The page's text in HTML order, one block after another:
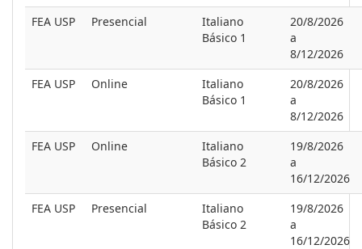
FEA USP
Presencial
Italiano
Básico 1
20/8/2026
a
8/12/2026
FEA USP
Online
Italiano
Básico 1
20/8/2026
a
8/12/2026
FEA USP
Online
Italiano
Básico 2
19/8/2026
a
16/12/2026
FEA USP
Presencial
Italiano
Básico 2
19/8/2026
a
16/12/2026